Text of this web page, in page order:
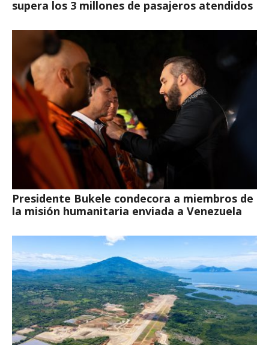
supera los 3 millones de pasajeros atendidos
Presidente Bukele condecora a miembros de
la misión humanitaria enviada a Venezuela